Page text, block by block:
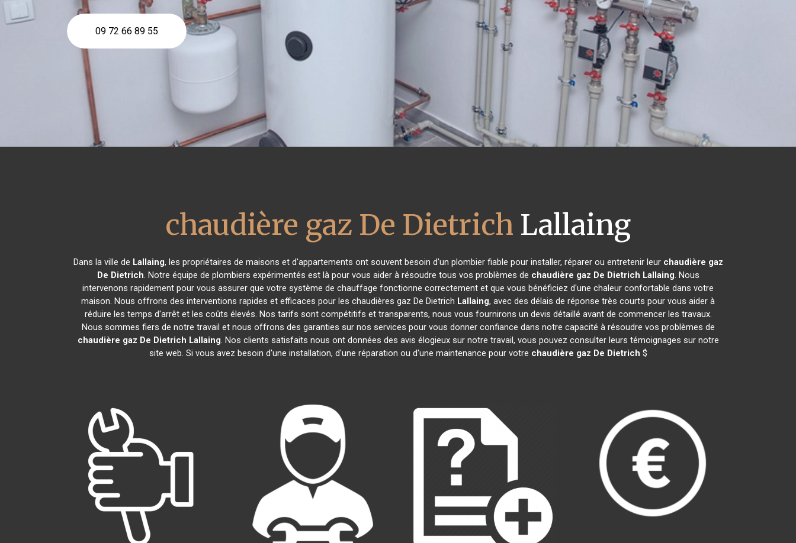
09 72 66 89 55
chaudière gaz De Dietrich Lallaing
Dans la ville de Lallaing, les propriétaires de maisons et d'appartements ont souvent besoin d'un plombier fiable pour installer, réparer ou entretenir leur chaudière gaz
De Dietrich. Notre équipe de plombiers expérimentés est là pour vous aider à résoudre tous vos problèmes de chaudière gaz De Dietrich Lallaing. Nous
intervenons rapidement pour vous assurer que votre système de chauffage fonctionne correctement et que vous bénéficiez d'une chaleur confortable dans votre
maison. Nous offrons des interventions rapides et efficaces pour les chaudières gaz De Dietrich Lallaing, avec des délais de réponse très courts pour vous aider à
réduire les temps d'arrêt et les coûts élevés. Nos tarifs sont compétitifs et transparents, nous vous fournirons un devis détaillé avant de commencer les travaux.
Nous sommes fiers de notre travail et nous offrons des garanties sur nos services pour vous donner confiance dans notre capacité à résoudre vos problèmes de
chaudière gaz De Dietrich Lallaing. Nos clients satisfaits nous ont données des avis élogieux sur notre travail, vous pouvez consulter leurs témoignages sur notre
site web. Si vous avez besoin d'une installation, d'une réparation ou d'une maintenance pour votre chaudière gaz De Dietrich $